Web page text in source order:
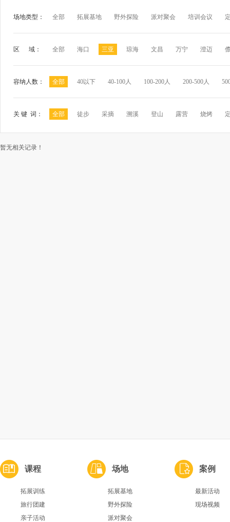
场地类型： 全部 拓展基地 野外探险 派对聚会 培训会议
区 域： 全部 海口 三亚 琼海 文昌 万宁 澄迈
容纳人数： 全部 40以下 40-100人 100-200人 200-500人
关 键 词： 全部 徒步 采摘 溯溪 登山 露营 烧烤
暂无相关记录！
课程
拓展训练
旅行团建
亲子活动
场地
拓展基地
野外探险
派对聚会
案例
最新活动
现场视频